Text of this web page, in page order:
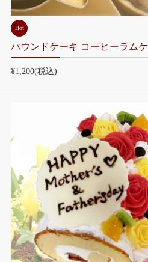
Hot
パウンドケーキ コーヒーラム
¥1,200(税込)